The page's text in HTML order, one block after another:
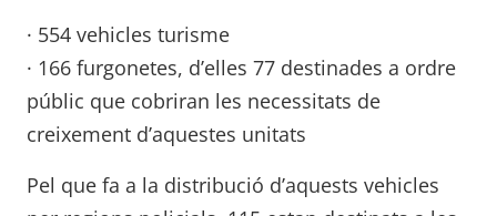
· 554 vehicles turisme
· 166 furgonetes, d’elles 77 destinades a ordre
públic que cobriran les necessitats de
creixement d’aquestes unitats
Pel que fa a la distribució d’aquests vehicles